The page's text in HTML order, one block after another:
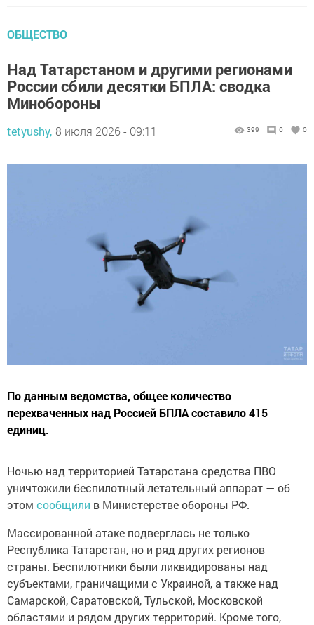
ОБЩЕСТВО
Над Татарстаном и другими регионами
России сбили десятки БПЛА: сводка
Минобороны
tetyushy, 8 июля 2026 - 09:11 399 0 0
По данным ведомства, общее количество
перехваченных над Россией БПЛА составило 415
единиц.
Ночью над территорией Татарстана средства ПВО
уничтожили беспилотный летательный аппарат — об
этом сообщили в Министерстве обороны РФ.
Массированной атаке подверглась не только
Республика Татарстан, но и ряд других регионов
страны. Беспилотники были ликвидированы над
субъектами, граничащими с Украиной, а также над
Самарской, Саратовской, Тульской, Московской
областями и рядом других территорий. Кроме того,